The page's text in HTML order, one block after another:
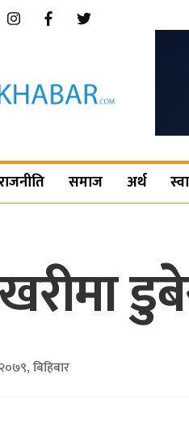
समाज अर्थ
बिहिबार